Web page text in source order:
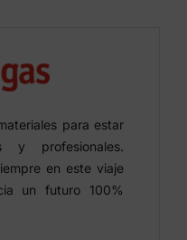
para estar
profesionales.
en este viaje
un futuro 100%